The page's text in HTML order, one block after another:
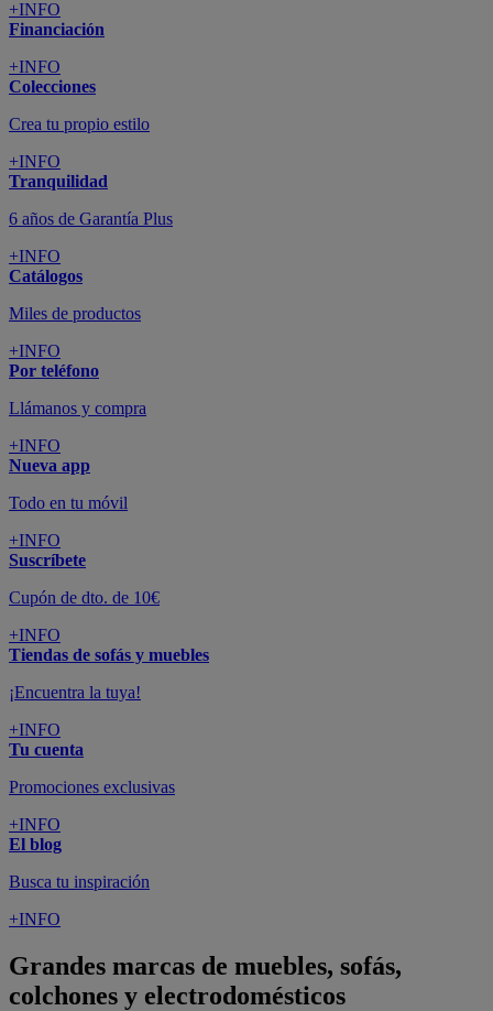
+INFO
Financiación
+INFO
Colecciones
Crea tu propio estilo
+INFO
Tranquilidad
6 años de Garantía Plus
+INFO
Catálogos
Miles de productos
+INFO
Por teléfono
Llámanos y compra
+INFO
Nueva app
Todo en tu móvil
+INFO
Suscríbete
Cupón de dto. de 10€
+INFO
Tiendas de sofás y muebles
¡Encuentra la tuya!
+INFO
Tu cuenta
Promociones exclusivas
+INFO
El blog
Busca tu inspiración
+INFO
Grandes marcas de muebles, sofás,
colchones y electrodomésticos